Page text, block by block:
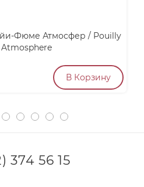
Фюме Атмосфер / Pouilly
В Корзину
374 56 15